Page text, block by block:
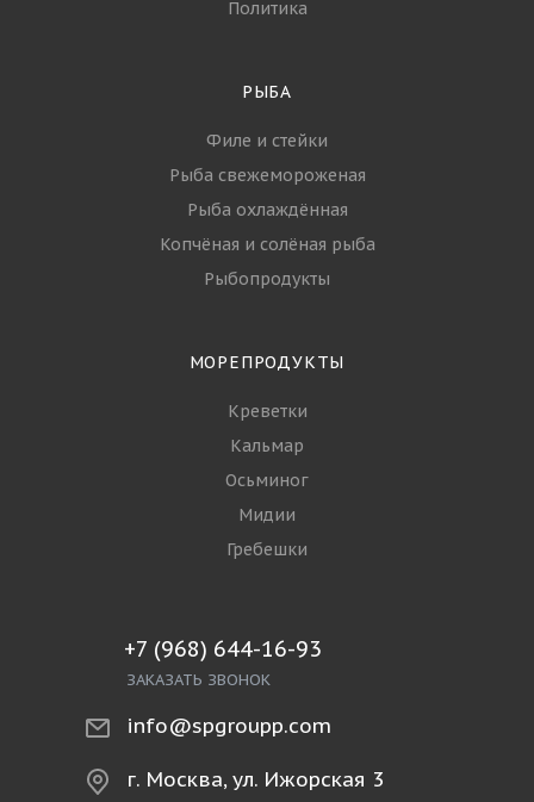
Политика
РЫБА
Филе и стейки
Рыба свежемороженая
Рыба охлаждённая
Копчёная и солёная рыба
Рыбопродукты
МОРЕПРОДУКТЫ
Креветки
Кальмар
Осьминог
Мидии
Гребешки
+7 (968) 644-16-93
ЗАКАЗАТЬ ЗВОНОК
info@spgroupp.com
г. Москва, ул. Ижорская 3